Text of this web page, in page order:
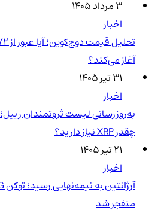
۳ مرداد ۱۴۰۵
اخبار
آغاز می‌کند؟
۳۱ تیر ۱۴۰۵
اخبار
چقدر XRP نیاز دارید؟
۲۱ تیر ۱۴۰۵
اخبار
منفجر شد